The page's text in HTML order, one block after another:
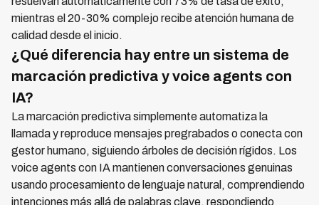
mientras el 20-30% complejo recibe atención humana de
calidad desde el inicio.
¿Qué diferencia hay entre un sistema de
marcación predictiva y voice agents con
IA?
La marcación predictiva simplemente automatiza la
llamada y reproduce mensajes pregrabados o conecta con
gestor humano, siguiendo árboles de decisión rígidos. Los
voice agents con IA mantienen conversaciones genuinas
usando procesamiento de lenguaje natural, comprendiendo
intenciones más allá de palabras clave, respondiendo